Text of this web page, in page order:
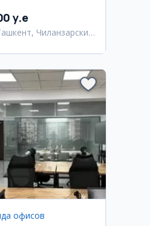
y.e
Чиланзарский
офисов